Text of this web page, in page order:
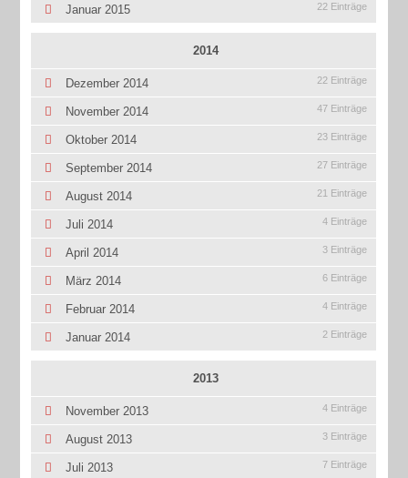
Januar 2015 22 Einträge
2014
Dezember 2014 22 Einträge
November 2014 47 Einträge
Oktober 2014 23 Einträge
September 2014 27 Einträge
August 2014 21 Einträge
Juli 2014 4 Einträge
April 2014 3 Einträge
März 2014 6 Einträge
Februar 2014 4 Einträge
Januar 2014 2 Einträge
2013
November 2013 4 Einträge
August 2013 3 Einträge
Juli 2013 7 Einträge